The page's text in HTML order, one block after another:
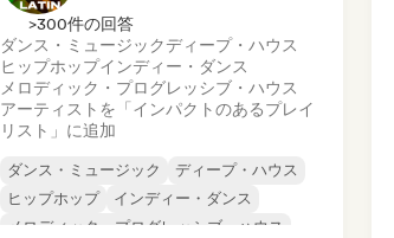
>300件の回答
ダンス・ミュージックディープ・ハウス
ヒップホップインディー・ダンス
メロディック・プログレッシブ・ハウス
アーティストを「インパクトのあるプレイ
リスト」に追加
ダンス・ミュージック
ディープ・ハウス
ヒップホップ
インディー・ダンス
メロディック・プログレッシブ・ハウス